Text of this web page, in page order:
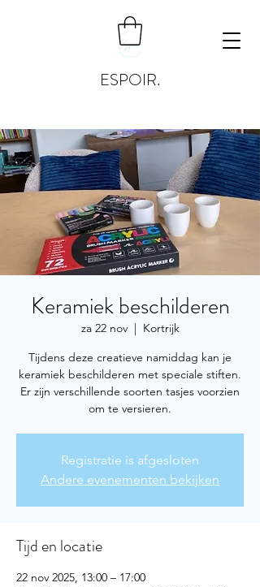
ESPOIR.
Keramiek beschilderen
za 22 nov
  |
Kortrijk
Tijdens deze creatieve namiddag kan je
keramiek beschilderen met speciale stiften.
Er zijn verschillende soorten tasjes voorzien
om te versieren.
Registratie is afgesloten
Andere evenementen bekijken
Tijd en locatie
22 nov 2025, 13:00 – 17:00